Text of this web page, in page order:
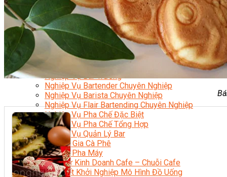
Học Nấu Ăn Mở Quán
Chuyên Đề Bếp Nóng
Khởi Sự Kinh Doanh Ngành F&B
Khởi Sự Kinh Doanh Nhà Hàng
Bí Quyết Kinh Doanh và Vận Hành Mô Hình Ẩm Thực
Video Dạy Nấu Ăn
Pha Chế
Nghiệp Vụ Bar Trưởng
Nghiệp Vụ Bartender Chuyên Nghiệp
Nghiệp Vụ Barista Chuyên Nghiệp
Nghiệp Vụ Flair Bartending Chuyên Nghiệp
Nghiệp Vụ Pha Chế Đặc Biệt
Nghiệp Vụ Pha Chế Tổng Hợp
Nghiệp Vụ Quản Lý Bar
Chuyên Gia Cà Phê
Cà Phê Pha Máy
Khởi Sự Kinh Doanh Cafe – Chuỗi Cafe
Bí Quyết Khởi Nghiệp Mô Hình Đồ Uống